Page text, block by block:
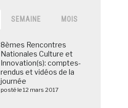
SEMAINE MOIS
8èmes Rencontres
Nationales Culture et
Innovation(s): comptes-
rendus et vidéos de la
journée
posté le 12 mars 2017